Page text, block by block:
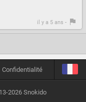
il y a 5 ans -
Confidentialité
2026 Snokido